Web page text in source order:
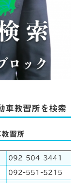
車教習所を検索
習所
092-504-3441
092-551-5215